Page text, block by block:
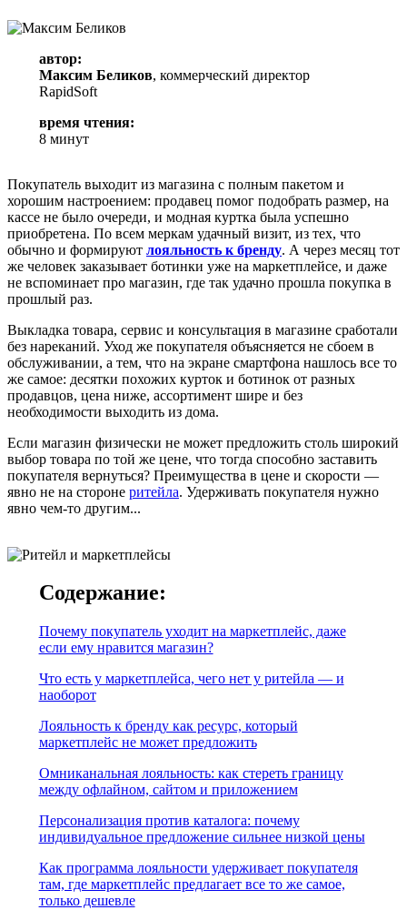
автор:
Максим Беликов, коммерческий директор
RapidSoft
время чтения:
8 минут
Покупатель выходит из магазина с полным пакетом и
хорошим настроением: продавец помог подобрать размер, на
кассе не было очереди, и модная куртка была успешно
приобретена. По всем меркам удачный визит, из тех, что
обычно и формируют лояльность к бренду. А через месяц тот
же человек заказывает ботинки уже на маркетплейсе, и даже
не вспоминает про магазин, где так удачно прошла покупка в
прошлый раз.
Выкладка товара, сервис и консультация в магазине сработали
без нареканий. Уход же покупателя объясняется не сбоем в
обслуживании, а тем, что на экране смартфона нашлось все то
же самое: десятки похожих курток и ботинок от разных
продавцов, цена ниже, ассортимент шире и без
необходимости выходить из дома.
Если магазин физически не может предложить столь широкий
выбор товара по той же цене, что тогда способно заставить
покупателя вернуться? Преимущества в цене и скорости —
явно не на стороне ритейла. Удерживать покупателя нужно
явно чем-то другим...
Содержание:
Почему покупатель уходит на маркетплейс, даже
если ему нравится магазин?
Что есть у маркетплейса, чего нет у ритейла — и
наоборот
Лояльность к бренду как ресурс, который
маркетплейс не может предложить
Омниканальная лояльность: как стереть границу
между офлайном, сайтом и приложением
Персонализация против каталога: почему
индивидуальное предложение сильнее низкой цены
Как программа лояльности удерживает покупателя
там, где маркетплейс предлагает все то же самое,
только дешевле